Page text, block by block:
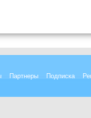
Партнеры Подписка